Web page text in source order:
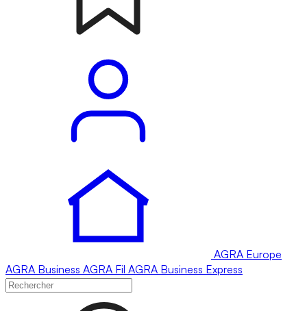
AGRA Europe
AGRA Business AGRA Fil AGRA Business Express